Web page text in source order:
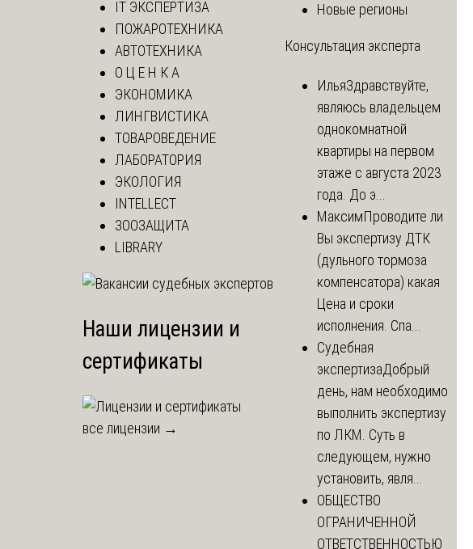
IT ЭКСПЕРТИЗА
ПОЖАРОТЕХНИКА
АВТОТЕХНИКА
О Ц Е Н К А
ЭКОНОМИКА
ЛИНГВИСТИКА
ТОВАРОВЕДЕНИЕ
ЛАБОРАТОРИЯ
ЭКОЛОГИЯ
INTELLECT
ЗООЗАЩИТА
LIBRARY
Наши лицензии и
сертификаты
все лицензии →
Новые регионы
Консультация эксперта
ИльяЗдравствуйте,
являюсь владельцем
однокомнатной
квартиры на первом
этаже с августа 2023
года. До э...
МаксимПроводите ли
Вы экспертизу ДТК
(дульного тормоза
компенсатора) какая
Цена и сроки
исполнения. Спа...
Судебная
экспертизаДобрый
день, нам необходимо
выполнить экспертизу
по ЛКМ. Суть в
следующем, нужно
установить, явля...
ОБЩЕСТВО
ОГРАНИЧЕННОЙ
ОТВЕТСТВЕННОСТЬЮ